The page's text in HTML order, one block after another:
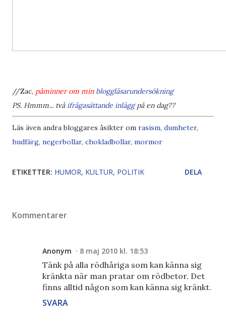
//Zac, påminner om min bloggläsarundersökning
PS. Hmmm... tvåifrågasättande inläggpå en dag??
Läs även andra bloggares åsikter om rasism, dumheter,
hudfärg, negerbollar, chokladbollar, mormor
ETIKETTER: HUMOR KULTUR POLITIK DELA
Kommentarer
Anonym 8 maj 2010 kl. 18:53
Tänk på alla rödhåriga som kan känna sig
kränkta när man pratar om rödbetor. Det
finns alltid någon som kan känna sig kränkt.
SVARA